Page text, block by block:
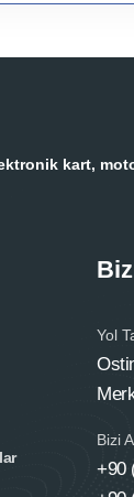
kart,
Yol
Bizi
+90